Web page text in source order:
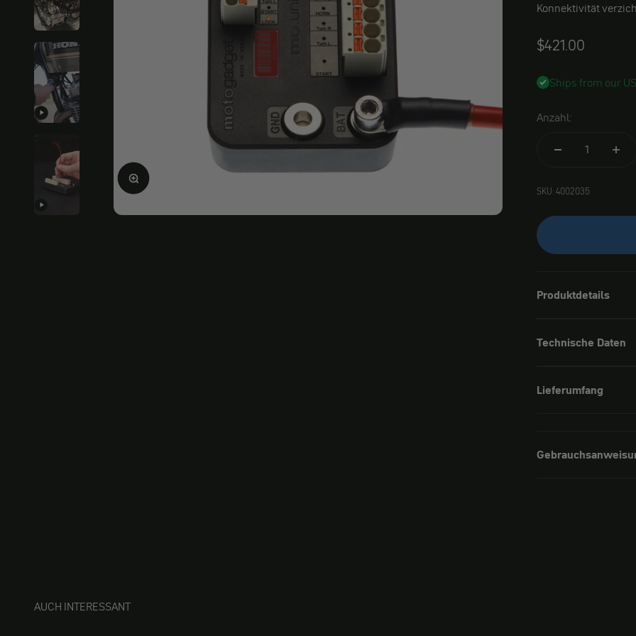
Bild vergrößern
Konnektivität
Angebot
$421.00
Ships from our
Anzahl:
SKU: 4002035
Produktdetails
Technische Daten
Lieferumfang
AUCH INTERESSANT